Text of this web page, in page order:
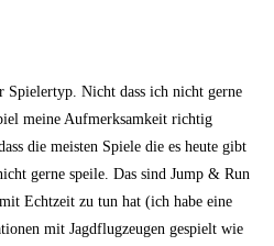
Nicht dass ich nicht gerne
meine Aufmerksamkeit richtig
die meisten Spiele die es heute gibt
gerne speile. Das sind Jump & Run
Echtzeit zu tun hat (ich habe eine
mit Jagdflugzeugen gespielt wie